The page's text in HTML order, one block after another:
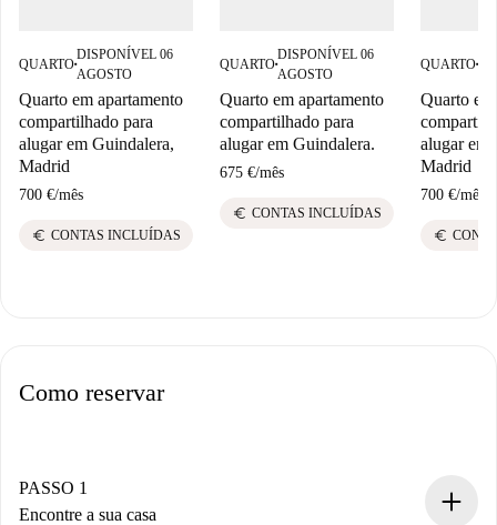
QUARTO■
DISPONÍVEL 06
AGOSTO
Quarto em apartamento
compartilhado para
alugar em Guindalera,
Madrid
700 €/mês
euro CONTAS INCLUÍDAS
QUARTO■
DISPONÍVEL 06
AGOSTO
Quarto em apartamento
compartilhado para
alugar em Guindalera.
675 €/mês
euro CONTAS INCLUÍDAS
QUARTO■
Quarto
alugar em
Madrid
700 €/mês
euro
Como reservar
PASSO 1
Encontre a sua casa